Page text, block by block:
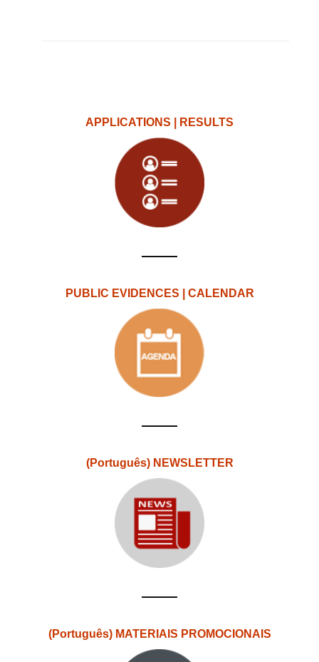
APPLICATIONS | RESULTS
PUBLIC EVIDENCES | CALENDAR
(Português) NEWSLETTER
(Português) MATERIAIS PROMOCIONAIS